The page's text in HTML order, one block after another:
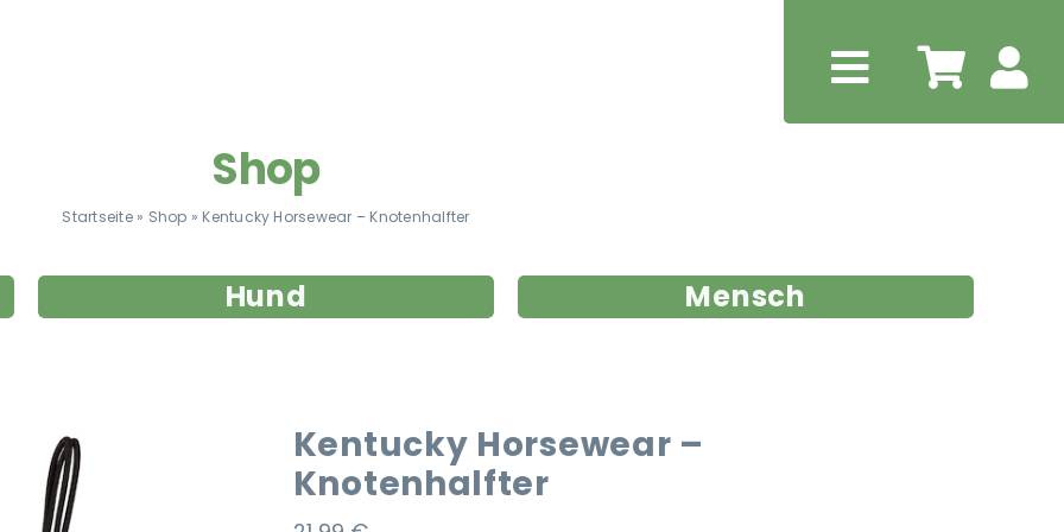
Shop
Startseite» Shop » Kentucky Horsewear – Knotenhalfter
Hund Mensch
Kentucky Horsewear –
Knotenhalfter